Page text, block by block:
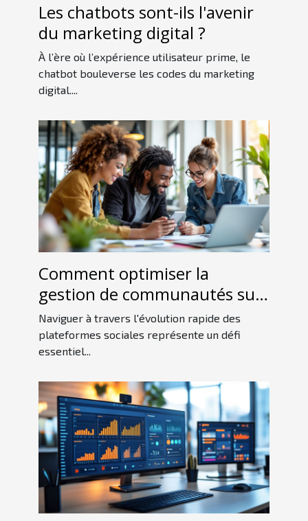
Les chatbots sont-ils l'avenir
du marketing digital ?
À l’ère où l’expérience utilisateur prime, le
chatbot bouleverse les codes du marketing
digital....
Comment optimiser la
gestion de communautés sur
les nouvelles plateformes
sociales ?
Naviguer à travers l'évolution rapide des
plateformes sociales représente un défi
essentiel...